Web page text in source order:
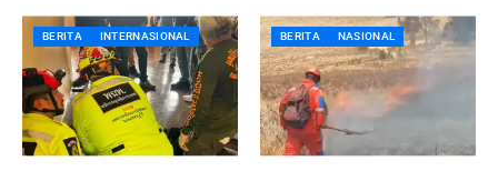
BERITA INTERNASIONAL BERITA NASIONAL